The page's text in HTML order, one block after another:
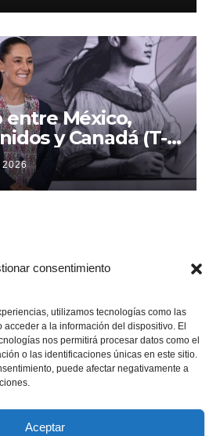
consentimiento
utilizamos tecnologías como las
a la información del dispositivo. El
nos permitirá procesar datos como el
o las identificaciones únicas en este sitio.
puede afectar negativamente a
Aceptar
entre México,
y Canadá (T-
hasta el
Claudia
2026
|
VENTAS: 961 6120154